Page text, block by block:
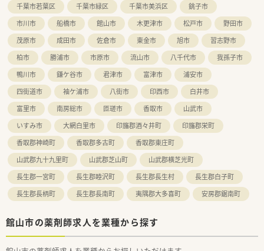
千葉市若葉区
千葉市緑区 千葉市美浜区
銚子市
市川市
船橋市 館山市 木更津市 松戸市
野田市
茂原市
成田市 佐倉市 東金市 旭市
習志野市
柏市
勝浦市 市原市 流山市 八千代市
我孫子市
鴨川市
鎌ケ谷市 君津市 富津市
浦安市
四街道市
袖ケ浦市 八街市 印西市
白井市
富里市
南房総市 匝瑳市 香取市
山武市
いすみ市
大網白里市 印旛郡酒々井町
印旛郡栄町
香取郡神崎町
香取郡多古町
香取郡東庄町
山武郡九十九里町
山武郡芝山町
山武郡横芝光町
長生郡一宮町
長生郡睦沢町 長生郡長生村
長生郡白子町
長生郡長柄町
長生郡長南町 夷隅郡大多喜町 安房郡鋸南町
館山市の薬剤師求人を業種から探す